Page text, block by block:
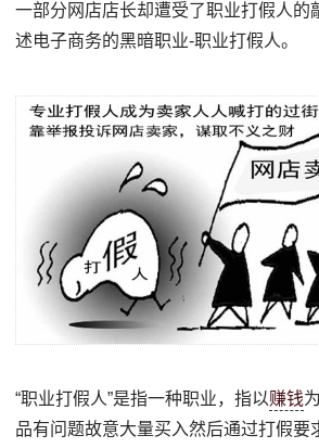
一部分网店店长却遭受了职业打假人的
述电子商务的黑暗职业-职业打假人。
“职业打假人”是指一种职业，指以赚钱
品有问题故意大量买入然后通过打假要